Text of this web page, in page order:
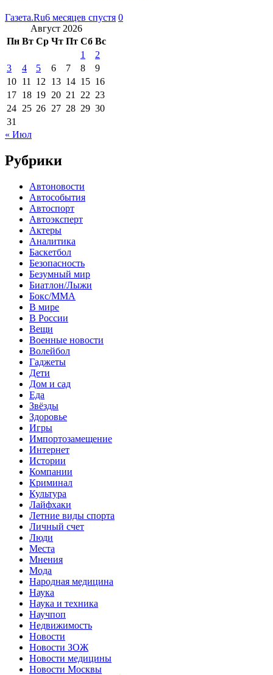
Газета.Ru6 месяцев спустя 0
Август 2026
Пн Вт Ср Чт Пт Сб Вс
1
2
3
4 5 6 7 8
9
10 11 12 13 14 15 16
17 18 19 20 21 22 23
24 25 26 27 28 29 30
31
« Июл
Рубрики
Автоновости
Автособытия
Автоспорт
Автоэксперт
Актеры
Аналитика
Баскетбол
Безопасность
Безумный мир
Биатлон/Лыжи
Бокс/MMA
В мире
В России
Вещи
Военные новости
Волейбол
Гаджеты
Дети
Дом и сад
Еда
Звёзды
Здоровье
Игры
Импортозамещение
Интернет
Истории
Компании
Криминал
Культура
Лайфхаки
Летние виды спорта
Личный счет
Люди
Места
Мнения
Мода
Народная медицина
Наука
Наука и техника
Научпоп
Недвижимость
Новости
Новости ЗОЖ
Новости медицины
Новости Москвы